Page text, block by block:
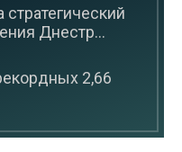
Днестр...
2,66